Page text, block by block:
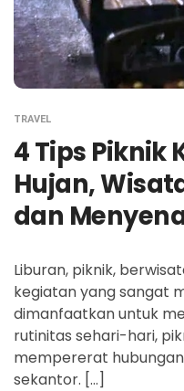
TRAVEL
4 Tips Piknik
Hujan,
dan
Liburan, piknik,
kegiatan yang sangat
dimanfaatkan untuk
rutinitas sehari-hari,
mempererat
sekantor. […]